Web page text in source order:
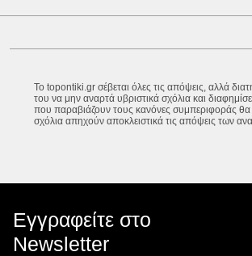
Το topontiki.gr σέβεται όλες τις απόψεις, αλλά
του να μην αναρτά υβριστικά σχόλια και
που παραβιάζουν τους κανόνες συμπεριφοράς θα
σχόλια απηχούν αποκλειστικά τις απόψεις των
Εγγραφείτε στο
Newsletter